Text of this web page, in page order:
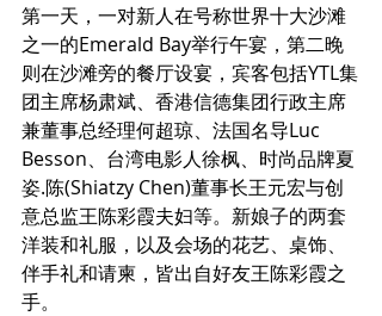
第一天，一对新人在号称世界十大沙滩
之一的Emerald Bay举行午宴，第二晚
则在沙滩旁的餐厅设宴，宾客包括YTL集
团主席杨肃斌、香港信德集团行政主席
兼董事总经理何超琼、法国名导Luc
Besson、台湾电影人徐枫、时尚品牌夏
姿.陈(Shiatzy Chen)董事长王元宏与创
意总监王陈彩霞夫妇等。新娘子的两套
洋装和礼服，以及会场的花艺、桌饰、
伴手礼和请柬，皆出自好友王陈彩霞之
手。